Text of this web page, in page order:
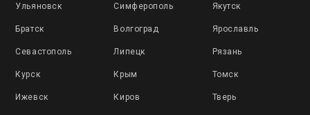
Ульяновск Симферополь Якутск
Братск Волгоград Ярославль
Севастополь Липецк Рязань
Курск Крым Томск
Ижевск Киров Тверь